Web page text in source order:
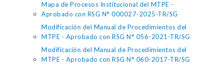
Mapa de Procesos Institucional del MTPE -
Aprobado con RSG N° 000027-2025-TR/SG
Modificación del Manual de Procedimientos del
MTPE - Aprobado con RSG N° 056-2021-TR/SG
Modificación del Manual de Procedimientos del
MTPE - Aprobado con RSG N° 060-2017-TR/SG